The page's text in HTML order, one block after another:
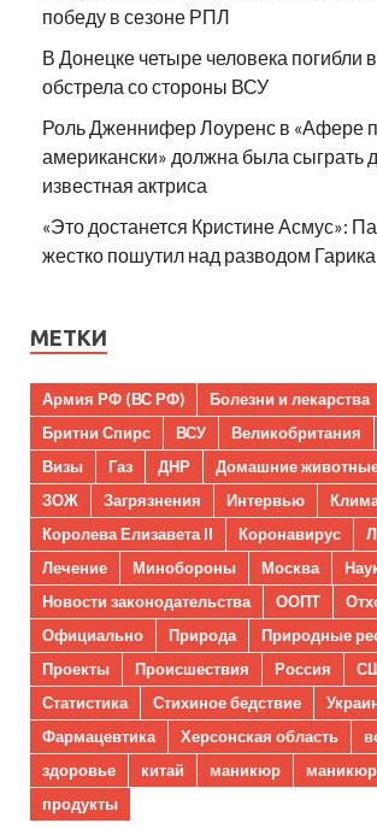
победу в сезоне РПЛ
В Донецке четыре человека погибли
обстрела со стороны ВСУ
Роль Дженнифер Лоуренс в «Афере
американски» должна была сыграть
известная актриса
«Это достанется Кристине Асмус»:
жестко пошутил над разводом
МЕТКИ
Армия РФ (ВС РФ)
Болезни и лекарства
Бритни Спирс
ВСУ Великобритания
Визы
Газ ДНР Домашние
ЗОЖ
Загрязнения Интервью
Королева Елизавета II
Коронавирус
Лечение
Минобороны Москва
Новости законодательства
ООПТ
Официально
Природа
Природные
Проекты
Происшествия Россия
Статистика
Стихиное бедствие
Фармацевтика
Херсонская область
здоровье
китай маникюр
маникюр
продукты